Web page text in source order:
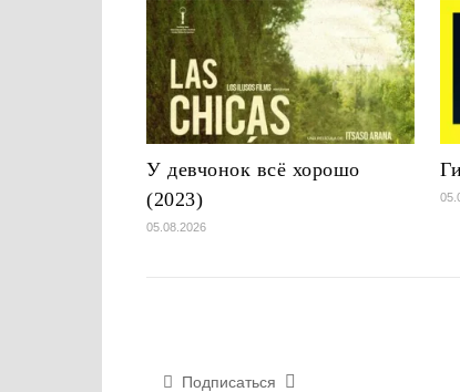
У девчонок всё хорошо
(2023)
05.08.2026
Подписаться